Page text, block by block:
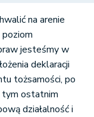
na arenie
jesteśmy w
deklaracji
tożsamości, po
tym ostatnim
działalność i